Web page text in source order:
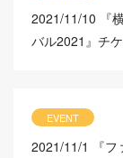
2021/11/10
『
バル2021』チ
EVENT
2021/11/1
『